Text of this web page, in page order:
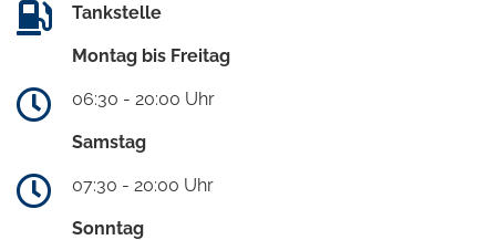
Tankstelle
Montag bis Freitag
06:30 - 20:00 Uhr
Samstag
07:30 - 20:00 Uhr
Sonntag